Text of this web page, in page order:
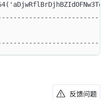
反馈问题